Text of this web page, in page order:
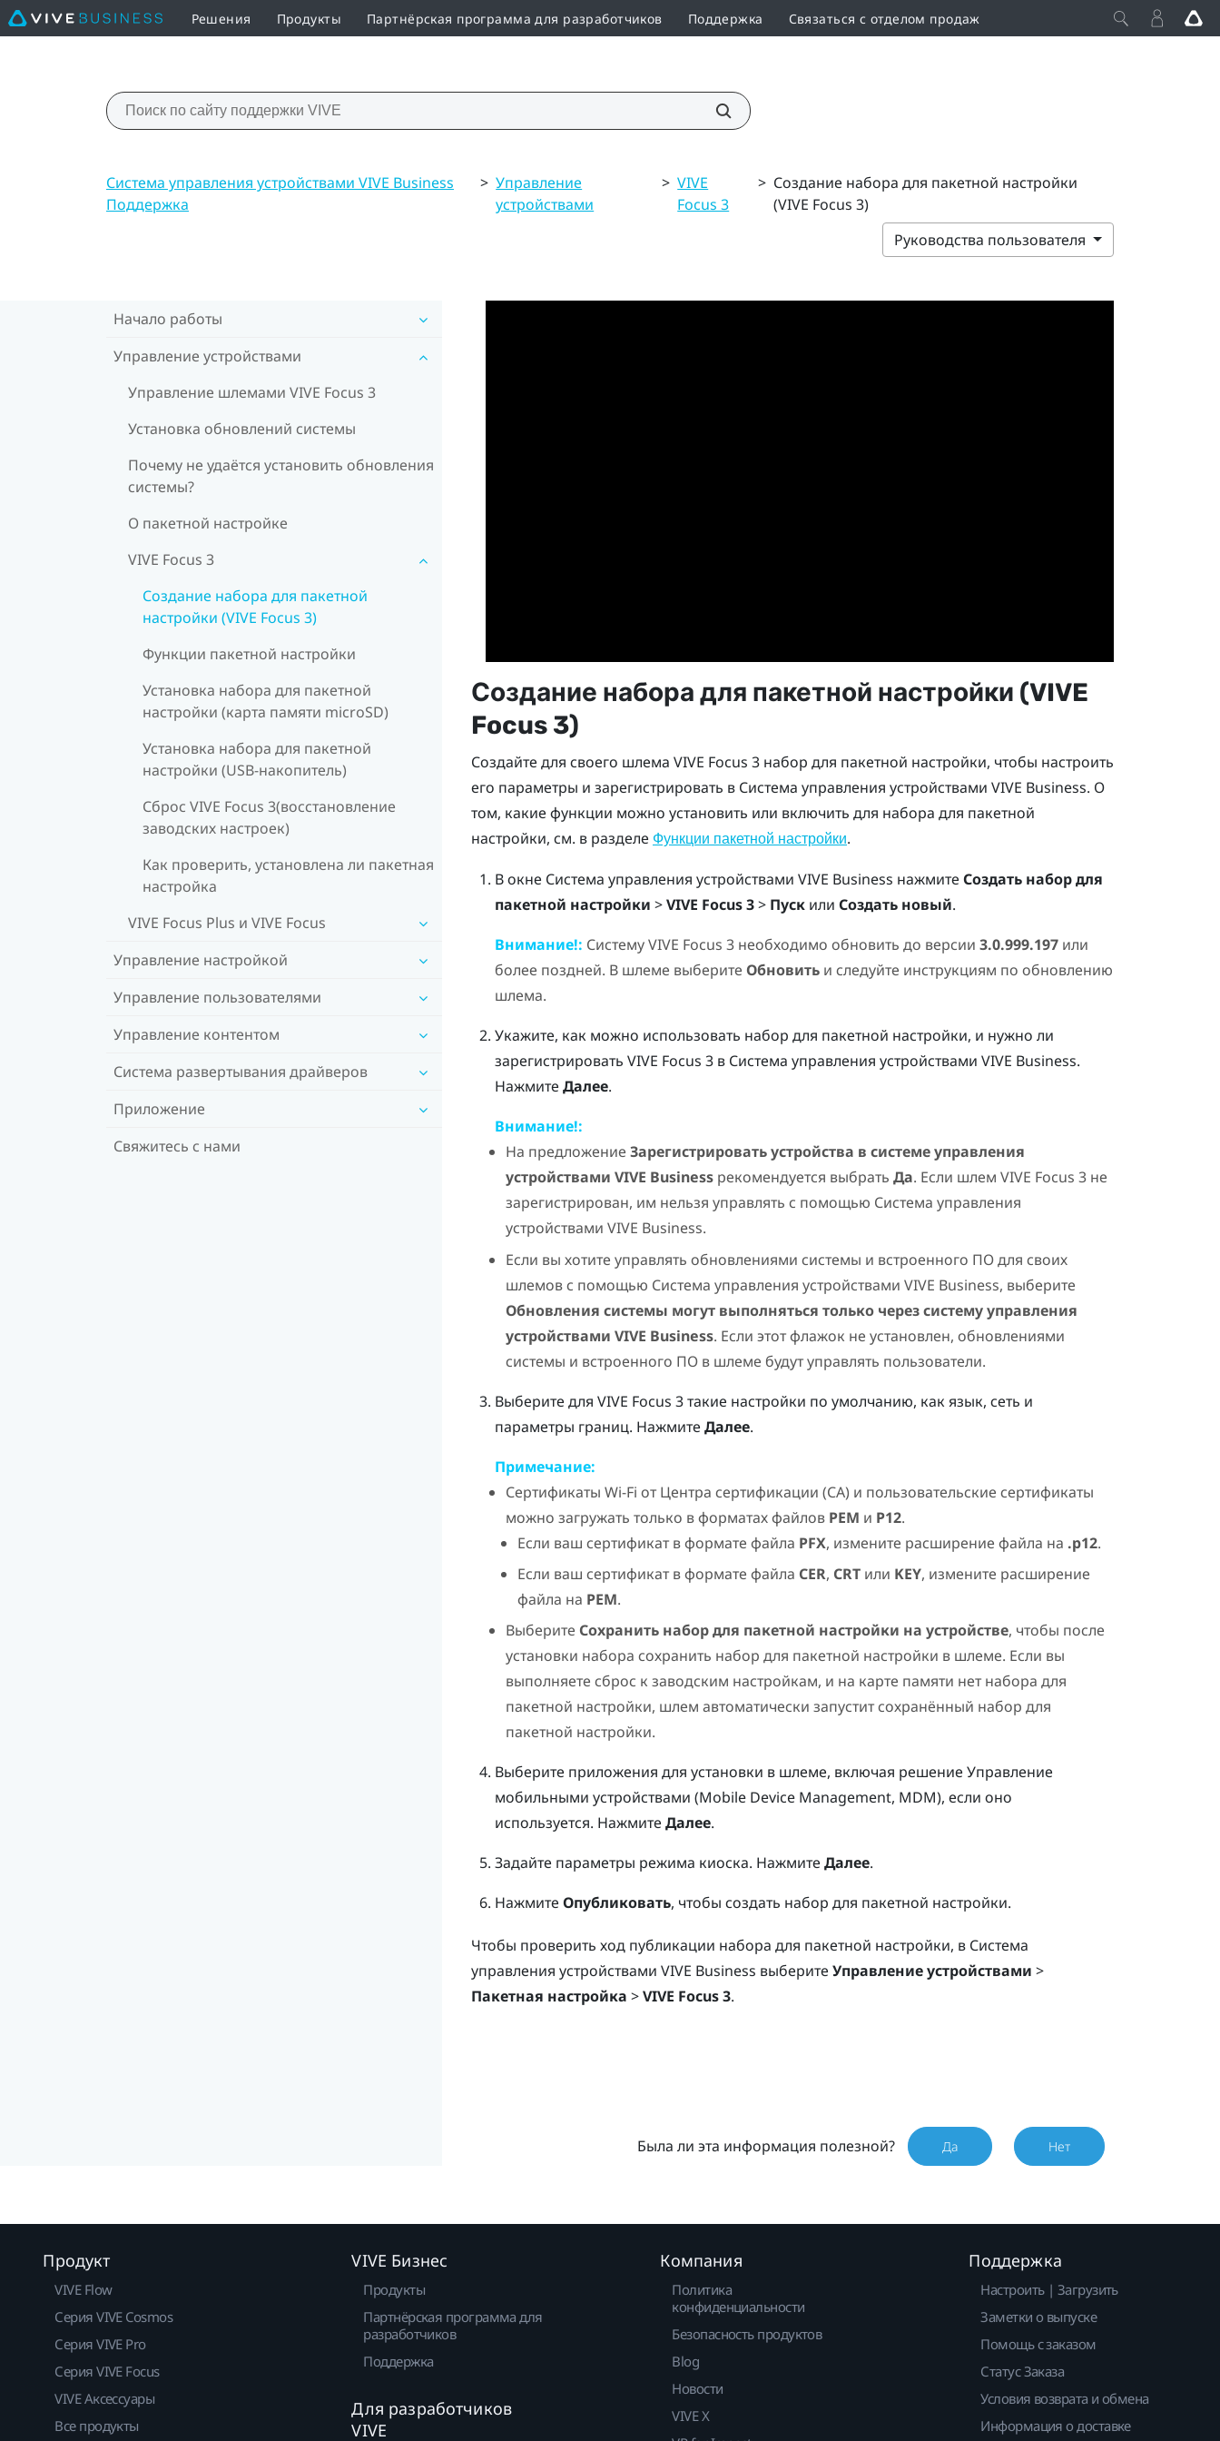
Решения Продукты Партнёрская программа для разработчиков Поддержка Связаться с отделом продаж
Система управления устройствами VIVE Business
Поддержка
> Управление
устройствами
> VIVE
Focus 3
> Создание набора для пакетной настройки
(VIVE Focus 3)
Руководства пользователя
Начало работы
Управление устройствами
Управление шлемами VIVE Focus 3
Установка обновлений системы
Почему не удаётся установить обновления
системы?
О пакетной настройке
VIVE Focus 3
Создание набора для пакетной
настройки (VIVE Focus 3)
Функции пакетной настройки
Установка набора для пакетной
настройки (карта памяти microSD)
Установка набора для пакетной
настройки (USB-накопитель)
Сброс VIVE Focus 3(восстановление
заводских настроек)
Как проверить, установлена ли ​​пакетная
настройка
VIVE Focus Plus и VIVE Focus
Управление настройкой
Управление пользователями
Управление контентом
Система развертывания драйверов
Приложение
Свяжитесь с нами
Создание набора для пакетной настройки (VIVE
Focus3)
Создайте для своего шлема VIVE Focus 3 набор для пакетной настройки, чтобы настроить
его параметры и зарегистрировать в Система управления устройствами VIVE Business. О
том, какие функции можно установить или включить для набора для пакетной
настройки, см. в разделе Функции пакетной настройки.
В окне Система управления устройствами VIVE Business нажмите Создать набор для
пакетной настройки >VIVE Focus 3> Пускили Создать новый.
Внимание!: СистемуVIVE Focus 3 необходимо обновить до версии 3.0.999.197или
более поздней. В шлеме выберите Обновитьи следуйте инструкциям по обновлению
шлема.
Укажите, как можно использовать набор для пакетной настройки, и нужно ли
зарегистрировать VIVE Focus 3 в Система управления устройствами VIVE Business.
Нажмите Далее.
Внимание!:
На предложениеЗарегистрировать устройства в системе управления
устройствами VIVE Business рекомендуется выбратьДа. Если шлемVIVE Focus 3 не
зарегистрирован, им нельзя управлять с помощью Система управления
устройствами VIVE Business.
Если вы хотите управлять обновлениями системы и встроенного ПО для своих
шлемов с помощью Система управления устройствами VIVE Business, выберите
Обновления системы могут выполняться только через систему управления
устройствами VIVE Business. Если этот флажок не установлен, обновлениями
системы и встроенного ПО в шлеме будут управлять пользователи.
Выберите для VIVE Focus 3 такие настройки по умолчанию, как язык, сеть и
параметры границ. Нажмите Далее.
Примечание:
СертификатыWi-Fi от Центра сертификации (CA) и пользовательские сертификаты
можно загружать только в форматах файлов PEM и P12.
Если ваш сертификат в формате файла PFX, измените расширение файла на .p12.
Если ваш сертификат в формате файла CER, CRT или KEY, измените расширение
файла на PEM.
ВыберитеСохранить набор для пакетной настройки на устройстве, чтобы после
установки набора сохранить набор для пакетной настройки в шлеме. Если вы
выполняете сброс к заводским настройкам, и на карте памяти нет набора для
пакетной настройки, шлем автоматически запустит сохранённый набор для
пакетной настройки.
Выберите приложения для установки в шлеме, включая решение Управление
мобильными устройствами (Mobile Device Management, MDM), если оно
используется. Нажмите Далее.
Задайте параметры режима киоска. Нажмите Далее.
Нажмите Опубликовать, чтобы создать набор для пакетной настройки.
Чтобы проверить ход публикации набора для пакетной настройки, в Система
управления устройствами VIVE Business выберите Управление устройствами >
Пакетная настройка >VIVE Focus 3.
Была ли эта информация полезной? Да Нет
Продукт
VIVE Flow
Серия VIVE Cosmos
Серия VIVE Pro
Серия VIVE Focus
VIVE Аксессуары
Все продукты
VIVE Бизнес
Продукты
Партнёрская программа для
разработчиков
Поддержка
Для разработчиков
VIVE
Компания
Политика
конфиденциальности
Безопасность продуктов
Blog
Новости
VIVE X
Поддержка
Настроить | Загрузить
Заметки о выпуске
Помощь с заказом
Статус Заказа
Условия возврата и обмена
Информация о доставке